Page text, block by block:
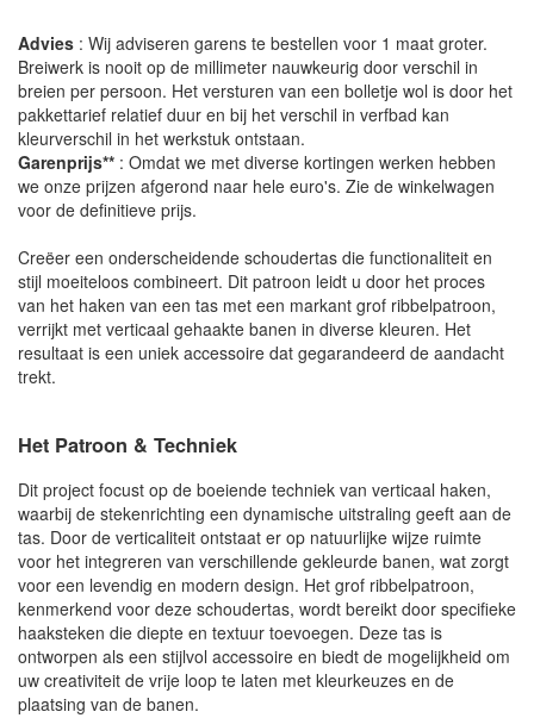
Advies : Wij adviseren garens te bestellen voor 1 maat groter.
Breiwerk is nooit op de millimeter nauwkeurig door verschil in
breien per persoon. Het versturen van een bolletje wol is door het
pakkettarief relatief duur en bij het verschil in verfbad kan
kleurverschil in het werkstuk ontstaan.
Garenprijs** : Omdat we met diverse kortingen werken hebben
we onze prijzen afgerond naar hele euro's. Zie de winkelwagen
voor de definitieve prijs.
Creëer een onderscheidende schoudertas die functionaliteit en
stijl moeiteloos combineert. Dit patroon leidt u door het proces
van het haken van een tas met een markant grof ribbelpatroon,
verrijkt met verticaal gehaakte banen in diverse kleuren. Het
resultaat is een uniek accessoire dat gegarandeerd de aandacht
trekt.
Het Patroon & Techniek
Dit project focust op de boeiende techniek van verticaal haken,
waarbij de stekenrichting een dynamische uitstraling geeft aan de
tas. Door de verticaliteit ontstaat er op natuurlijke wijze ruimte
voor het integreren van verschillende gekleurde banen, wat zorgt
voor een levendig en modern design. Het grof ribbelpatroon,
kenmerkend voor deze schoudertas, wordt bereikt door specifieke
haaksteken die diepte en textuur toevoegen. Deze tas is
ontworpen als een stijlvol accessoire en biedt de mogelijkheid om
uw creativiteit de vrije loop te laten met kleurkeuzes en de
plaatsing van de banen.